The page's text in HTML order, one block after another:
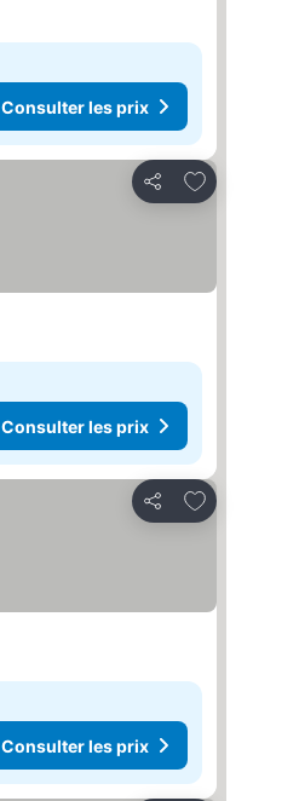
Consulter les prix
Partager
Ajouter à
Consulter les prix
Partager
Ajouter à
Consulter les prix